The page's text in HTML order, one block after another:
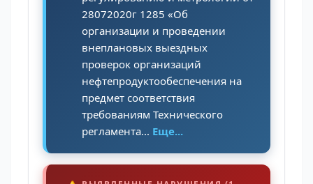
28072020г 1285 «Об
организации и проведении
внеплановых выездных
проверок организаций
нефтепродуктообеспечения на
предмет соответствия
требованиям Технического
регламента... Еще...